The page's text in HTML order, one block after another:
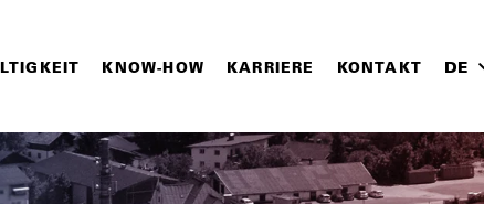
KNOW-HOW KARRIERE KONTAKT DE